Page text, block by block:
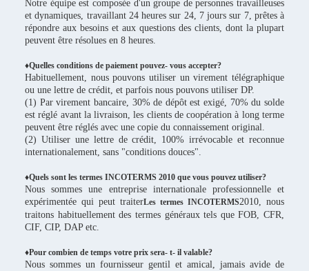
Notre équipe est composée d'un groupe de personnes travailleuses
et dynamiques, travaillant 24 heures sur 24, 7 jours sur 7, prêtes à
répondre aux besoins et aux questions des clients, dont la plupart
peuvent être résolues en 8 heures.
♦Quelles conditions de paiement pouvez- vous accepter?
Habituellement, nous pouvons utiliser un virement télégraphique
ou une lettre de crédit, et parfois nous pouvons utiliser DP.
(1) Par virement bancaire, 30% de dépôt est exigé, 70% du solde
est réglé avant la livraison, les clients de coopération à long terme
peuvent être réglés avec une copie du connaissement original.
(2) Utiliser une lettre de crédit, 100% irrévocable et reconnue
internationalement, sans "conditions douces".
♦Quels sont les termes INCOTERMS 2010 que vous pouvez utiliser?
Nous sommes une entreprise internationale professionnelle et
expérimentée qui peut traiterLes termes INCOTERMS2010, nous
traitons habituellement des termes généraux tels que FOB, CFR,
CIF, CIP, DAP etc.
♦Pour combien de temps votre prix sera- t- il valable?
Nous sommes un fournisseur gentil et amical, jamais avide de